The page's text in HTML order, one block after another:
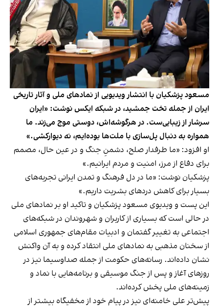
مسعود پزشکیان با انتشار ویدیویی از نمادهای ملی و آثار تاریخی
ایران از جمله تخت جمشید، در شبکه ایکس نوشت: «ایران
سرشار از زیبایی‌ست. در هرگوشه‌اش، دوستی موج می‌زند. ما
همواره به دنبال پل‌سازی با ملت‌ها بوده‌ایم، نه دیوارکشی.»
او افزود: «ما طرفدار صلح، دشمنِ جنگ و در عین حال، مصمم
برای دفاع از مرز، امنیت و مردم‌ ایرانیم.»
پزشکیان نوشت: «ما در دل فرهنگ‌ و تمدن ایرانی تجربه‌های
بسیار برای کاهش درد‌های بشریت داریم.»
این پست و ویدیوی مسعود پزشکیان و تاکید او بر نمادهای ملی
در حالی است که بسیاری از کاربران و شهروندان در شبکه‌های
اجتماعی به تغییر گفتمان و ادبیات مقام‌های جمهوری اسلامی
از سخنان مذهبی به نمادهای ملی انتقاد کرده و به آن واکنش
نشان داده‌اند. رسانه‌های حکومت از جمله صداوسیما نیز در
روزهای آغاز و پس از جنگ موسیقی‌ و برنامه‌هایی با نماد و
زمینه‌های ملی پخش کرده‌اند.
پیش‌تر علی خامنه‌ای نیز در پیام خود از مخفیگاه بیشتر از